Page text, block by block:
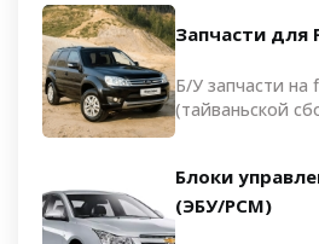
Запчасти для
Б/У запчасти на
(тайваньской
Блоки
(ЭБУ/PCM)